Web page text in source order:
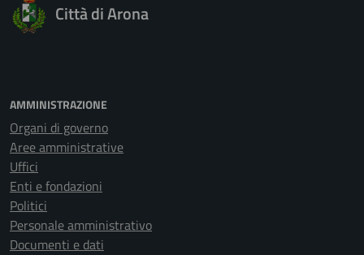
Città di Arona
AMMINISTRAZIONE
Organi di governo
Aree amministrative
Uffici
Enti e fondazioni
Politici
Personale amministrativo
Documenti e dati